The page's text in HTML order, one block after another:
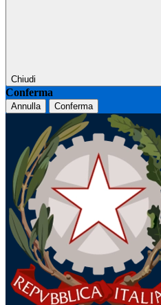
Chiudi
Conferma
Annulla Conferma